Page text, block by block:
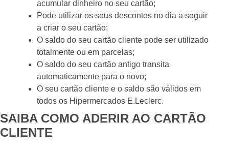
acumular dinheiro no seu cartão;
Pode utilizar os seus descontos no dia a seguir
a criar o seu cartão;
O saldo do seu cartão cliente pode ser utilizado
totalmente ou em parcelas;
O saldo do seu cartão antigo transita
automaticamente para o novo;
O seu cartão cliente e o saldo são válidos em
todos os Hipermercados E.Leclerc.
SAIBA COMO ADERIR AO CARTÃO
CLIENTE